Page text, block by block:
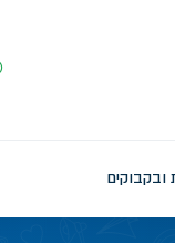
ובקבוקים